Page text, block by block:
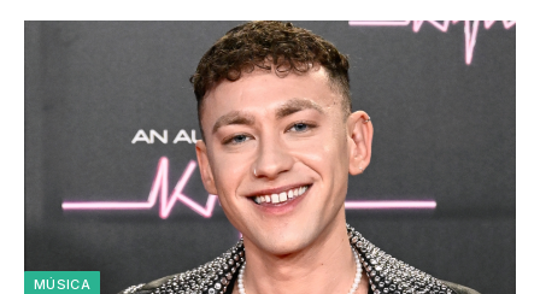
MÚSICA